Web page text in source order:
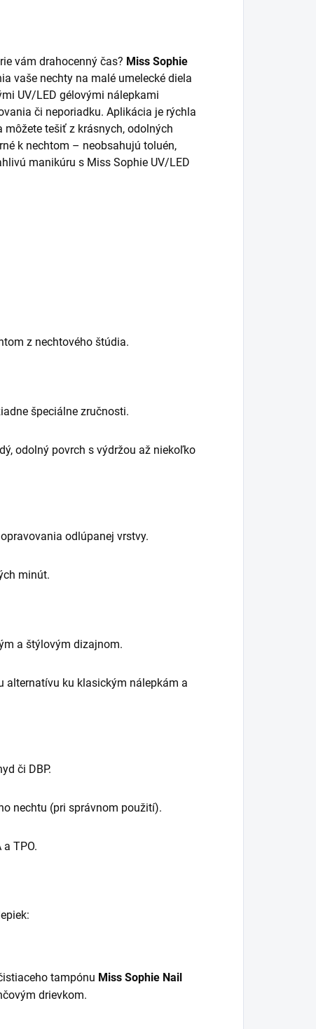
vám drahocenný čas? Miss Sophie
vaše nechty na malé umelecké diela
UV/LED gélovými nálepkami
či neporiadku. Aplikácia je rýchla
môžete tešiť z krásnych, odolných
k nechtom – neobsahujú toluén,
manikúru s Miss Sophie UV/LED
z nechtového štúdia.
špeciálne zručnosti.
odolný povrch s výdržou až niekoľko
odlúpanej vrstvy.
minút.
a štýlovým dizajnom.
alternatívu ku klasickým nálepkám a
či DBP.
nechtu (pri správnom použití).
TPO.
tampónu Miss Sophie Nail
drievkom.